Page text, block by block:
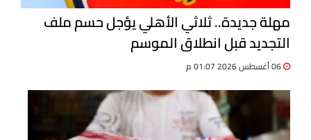
مهلة جديدة.. ثلاثي الأهلي يؤجل حسم ملف
التجديد قبل انطلاق الموسم